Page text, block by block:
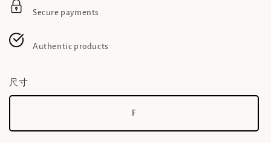
Secure payments
Authentic products
尺寸
F